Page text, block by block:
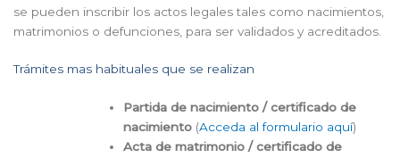
se pueden inscribir los actos legales tales como nacimientos,
matrimonios o defunciones, para ser validados y acreditados.
Trámites mas habituales que se realizan
Partida de nacimiento / certificado de
nacimiento (Acceda al formulario aquí)
Acta de matrimonio / certificado de